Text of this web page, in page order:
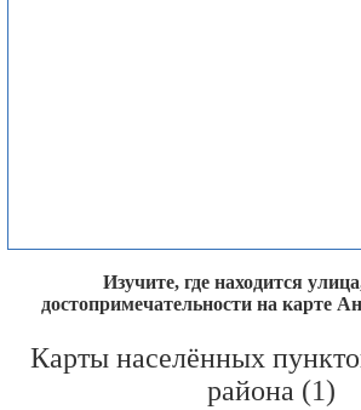
Изучите, где находится
достопримечательности на карте
Карты населённых
района (1)